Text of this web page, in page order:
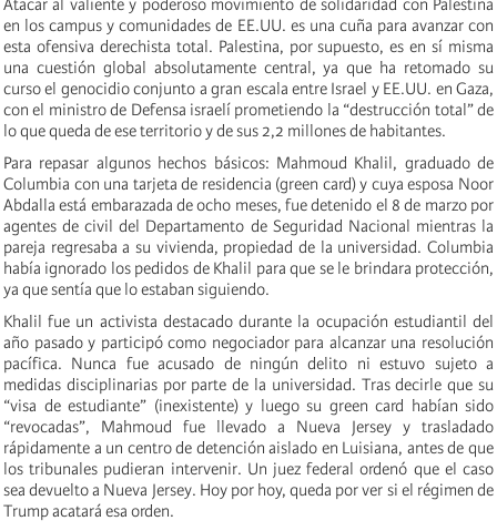
Atacar al valiente y poderoso movimiento de solidaridad con Palestina
en los campus y comunidades de EE.UU. es una cuña para avanzar con
esta ofensiva derechista total. Palestina, por supuesto, es en sí misma
una cuestión global absolutamente central, ya que ha retomado su
curso el genocidio conjunto a gran escala entre Israel y EE.UU. en Gaza,
con el ministro de Defensa israelí prometiendo la “destrucción total” de
lo que queda de ese territorio y de sus 2,2 millones de habitantes.
Para repasar algunos hechos básicos: Mahmoud Khalil, graduado de
Columbia con una tarjeta de residencia (green card) y cuya esposa Noor
Abdalla está embarazada de ocho meses, fue detenido el 8 de marzo por
agentes de civil del Departamento de Seguridad Nacional mientras la
pareja regresaba a su vivienda, propiedad de la universidad. Columbia
había ignorado los pedidos de Khalil para que se le brindara protección,
ya que sentía que lo estaban siguiendo.
Khalil fue un activista destacado durante la ocupación estudiantil del
año pasado y participó como negociador para alcanzar una resolución
pacífica. Nunca fue acusado de ningún delito ni estuvo sujeto a
medidas disciplinarias por parte de la universidad. Tras decirle que su
“visa de estudiante” (inexistente) y luego su green card habían sido
“revocadas”, Mahmoud fue llevado a Nueva Jersey y trasladado
rápidamente a un centro de detención aislado en Luisiana, antes de que
los tribunales pudieran intervenir. Un juez federal ordenó que el caso
sea devuelto a Nueva Jersey. Hoy por hoy, queda por ver si el régimen de
Trump acatará esa orden.